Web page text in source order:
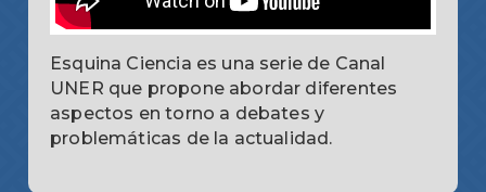
Esquina Ciencia es una serie de Canal
UNER que propone abordar diferentes
aspectos en torno a debates y
problemáticas de la actualidad.